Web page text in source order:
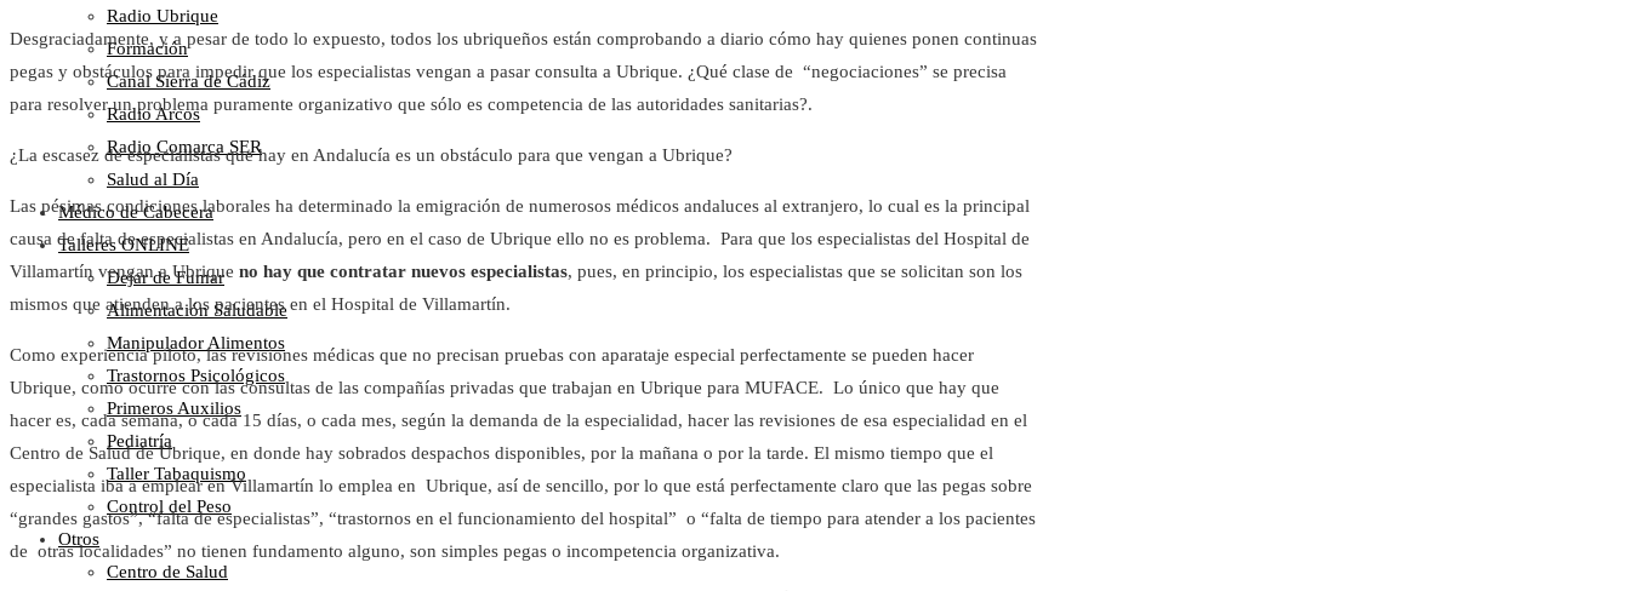
Radio Ubrique
Formación
Canal Sierra de Cádiz
Radio Arcos
Radio Comarca SER
Salud al Día
Médico de Cabecera
Talleres ONLINE
Dejar de Fumar
Alimentación Saludable
Manipulador Alimentos
Trastornos Psicológicos
Primeros Auxilios
Pediatría
Taller Tabaquismo
Control del Peso
Otros
Centro de Salud
Desgraciadamente, y a pesar de todo lo expuesto, todos los ubriqueños están comprobando a diario cómo hay quienes ponen continuas
pegas y obstáculos para impedir que los especialistas vengan a pasar consulta a Ubrique. ¿Qué clase de “negociaciones” se precisa
para resolver un problema puramente organizativo que sólo es competencia de las autoridades sanitarias?.
¿La escasez de especialistas que hay en Andalucía es un obstáculo para que vengan a Ubrique?
Las pésimas condiciones laborales ha determinado la emigración de numerosos médicos andaluces al extranjero, lo cual es la principal
causa de falta de especialistas en Andalucía, pero en el caso de Ubrique ello no es problema. Para que los especialistas del Hospital de
Villamartín vengan a Ubrique no hay que contratar nuevos especialistas, pues, en principio, los especialistas que se solicitan son los
mismos que atienden a los pacientes en el Hospital de Villamartín.
Como experiencia piloto, las revisiones médicas que no precisan pruebas con aparataje especial perfectamente se pueden hacer
Ubrique, como ocurre con las consultas de las compañías privadas que trabajan en Ubrique para MUFACE. Lo único que hay que
hacer es, cada semana, o cada 15 días, o cada mes, según la demanda de la especialidad, hacer las revisiones de esa especialidad en el
Centro de Salud de Ubrique, en donde hay sobrados despachos disponibles, por la mañana o por la tarde. El mismo tiempo que el
especialista iba a emplear en Villamartín lo emplea en Ubrique, así de sencillo, por lo que está perfectamente claro que las pegas sobre
“grandes gastos”, “falta de especialistas”, “trastornos en el funcionamiento del hospital” o “falta de tiempo para atender a los pacientes
de otras localidades” no tienen fundamento alguno, son simples pegas o incompetencia organizativa.